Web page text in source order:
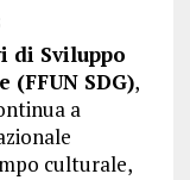
di Sviluppo
SDG),
a
culturale,